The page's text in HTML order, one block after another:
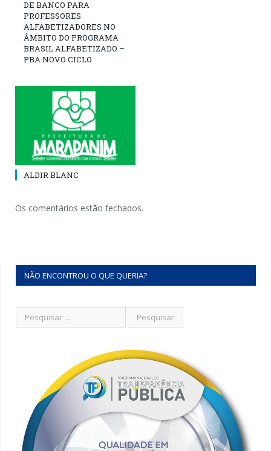
DE BANCO PARA
PROFESSORES
ALFABETIZADORES NO
ÂMBITO DO PROGRAMA
BRASIL ALFABETIZADO –
PBA NOVO CICLO
ALDIR BLANC
Os comentários estão fechados.
NÃO ENCONTROU O QUE QUERIA?